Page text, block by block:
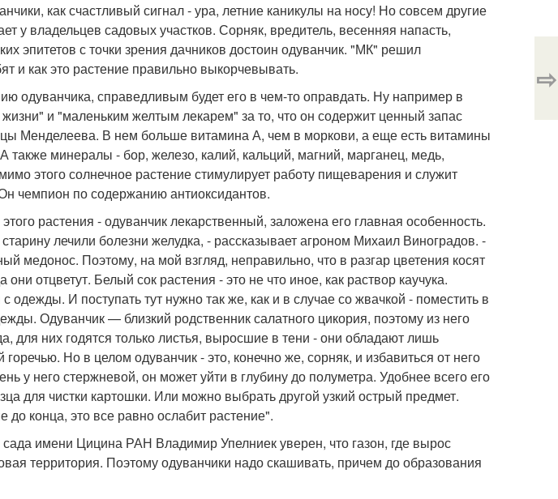
как счастливый сигнал - ура, летние каникулы на носу! Но совсем другие
у владельцев садовых участков. Сорняк, вредитель, весенняя напасть,
эпитетов с точки зрения дачников достоин одуванчик. "МК" решил
и как это растение правильно выкорчевывать.
одуванчика, справедливым будет его в чем-то оправдать. Ну например в
и "маленьким желтым лекарем" за то, что он содержит ценный запас
Менделеева. В нем больше витамина А, чем в моркови, а еще есть витамины
минералы - бор, железо, калий, кальций, магний, марганец, медь,
этого солнечное растение стимулирует работу пищеварения и служит
чемпион по содержанию антиоксидантов.
растения - одуванчик лекарственный, заложена его главная особенность.
лечили болезни желудка, - рассказывает агроном Михаил Виноградов. -
медонос. Поэтому, на мой взгляд, неправильно, что в разгар цветения косят
отцветут. Белый сок растения - это не что иное, как раствор каучука.
одежды. И поступать тут нужно так же, как и в случае со жвачкой - поместить в
Одуванчик — близкий родственник салатного цикория, поэтому из него
для них годятся только листья, выросшие в тени - они обладают лишь
горечью. Но в целом одуванчик - это, конечно же, сорняк, и избавиться от него
у него стержневой, он может уйти в глубину до полуметра. Удобнее всего его
для чистки картошки. Или можно выбрать другой узкий острый предмет.
конца, это все равно ослабит растение".
сада имени Цицина РАН Владимир Упелниек уверен, что газон, где вырос
территория. Поэтому одуванчики надо скашивать, причем до образования
⇨